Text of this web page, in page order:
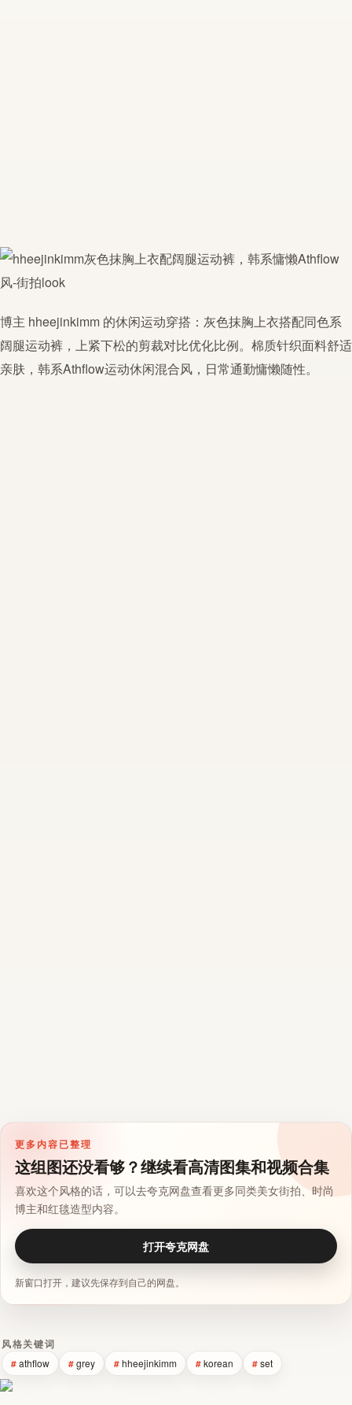
博主 hheejinkimm 的休闲运动穿搭：灰色抹胸上衣搭配同色系
阔腿运动裤，上紧下松的剪裁对比优化比例。棉质针织面料舒适
亲肤，韩系Athflow运动休闲混合风，日常通勤慵懒随性。
更多内容已整理
这组图还没看够？继续看高清图集和视频合集
喜欢这个风格的话，可以去夸克网盘查看更多同类美女街拍、时尚
博主和红毯造型内容。
打开夸克网盘
新窗口打开，建议先保存到自己的网盘。
风格关键词
athflow grey hheejinkimm korean set